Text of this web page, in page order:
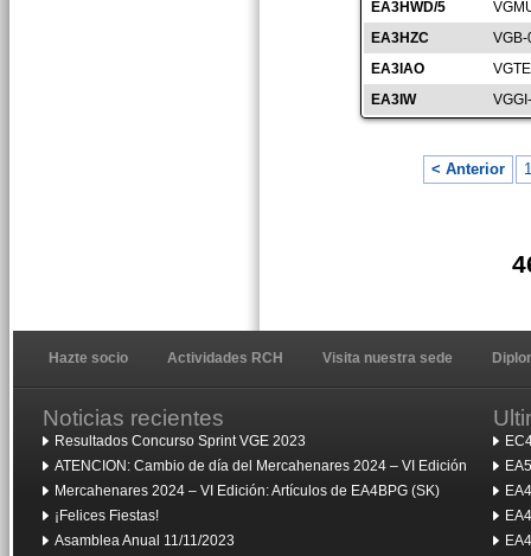
EA3HWD/5
EA3HZC
EA3IAO
EA3IW
< Anterior 1
Hazte socio Actividades RCH Visita nuestra sede
Noticias recientes
Resultados Concurso Sprint VGE 2023
ATENCION: Cambio de día del Mercahenares 2024 – VI Edición
Mercahenares 2024 – VI Edición: Artículos de EA4BPG (SK)
¡Felices Fiestas!
Asamblea Anual 11/11/2023